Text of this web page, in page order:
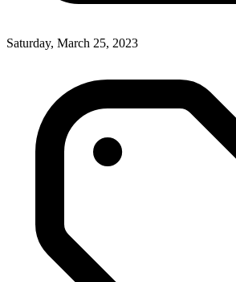
Saturday, March 25, 2023